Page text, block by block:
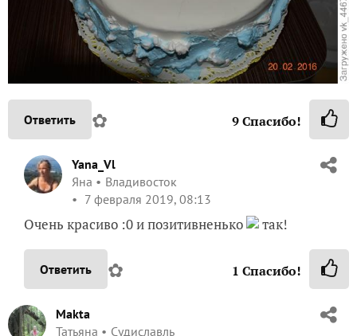
Ответить ✿ 9Спасибо!
Yana_Vl
Яна
Владивосток
7 февраля 2019, 08:13
Очень красиво :0 и позитивненько так!
Ответить ✿ 1 Спасибо!
Makta
Татьяна
Судиславль